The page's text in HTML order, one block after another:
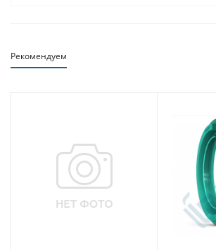
Рекомендуем